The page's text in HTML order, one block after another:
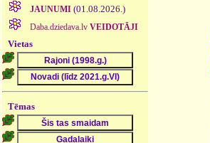
JAUNUMI (01.08.2026.)
Daba.dziedava.lv VEIDOTĀJI
Vietas
Tēmas